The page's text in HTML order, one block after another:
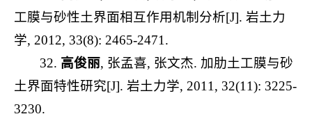
工膜与砂性土界面相互作用机制分析[J]. 岩土力
学, 2012, 33(8): 2465-2471.
32. 高俊丽, 张孟喜, 张文杰. 加肋土工膜与砂
土界面特性研究[J]. 岩土力学, 2011, 32(11): 3225-
3230.